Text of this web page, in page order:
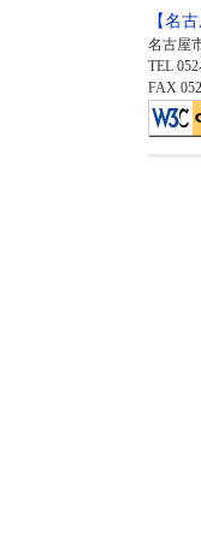
【名
名古屋
TEL
FAX